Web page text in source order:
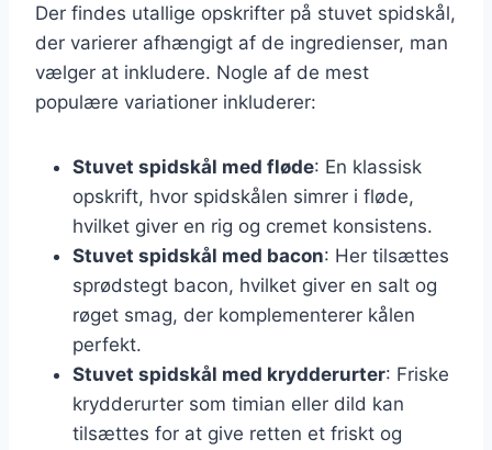
Der findes utallige opskrifter på stuvet spidskål,
der varierer afhængigt af de ingredienser, man
vælger at inkludere. Nogle af de mest
populære variationer inkluderer:
Stuvet spidskål med fløde: En klassisk
opskrift, hvor spidskålen simrer i fløde,
hvilket giver en rig og cremet konsistens.
Stuvet spidskål med bacon: Her tilsættes
sprødstegt bacon, hvilket giver en salt og
røget smag, der komplementerer kålen
perfekt.
Stuvet spidskål med krydderurter: Friske
krydderurter som timian eller dild kan
tilsættes for at give retten et friskt og